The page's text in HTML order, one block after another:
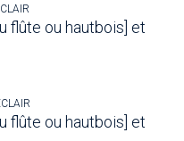
flûte ou hautbois] et
flûte ou hautbois] et